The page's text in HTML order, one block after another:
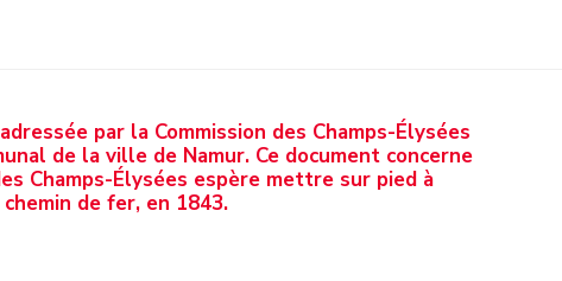
par la Commission des Champs-Élysées
de la ville de Namur. Ce document concerne
Champs-Élysées espère mettre sur pied à
de fer, en 1843.